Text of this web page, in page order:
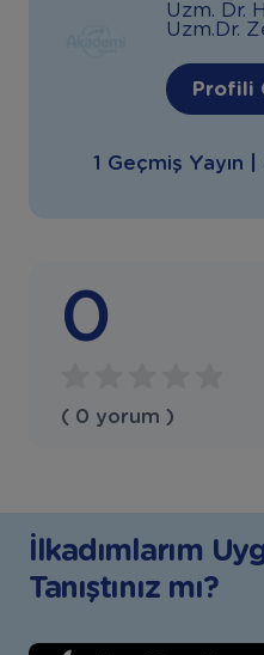
Uzm. Dr.
Uzm.Dr.
Profili
1 Geçmiş Yayın
0
( 0 yorum )
İlkadımlarım
Tanıştınız mı?